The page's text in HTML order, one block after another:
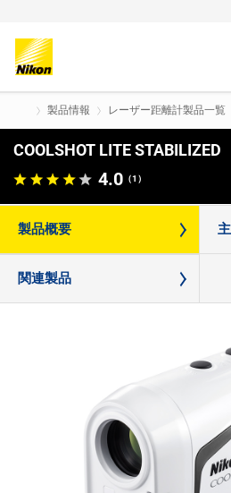
製品情報 レーザー距離計製品一覧
COOLSHOT LITE STABILIZED
4.0 （1）
製品概要
関連製品